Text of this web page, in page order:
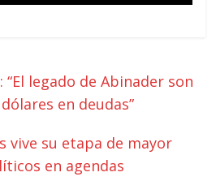
legado de Abinader son
en deudas”
vive su etapa de mayor
en agendas